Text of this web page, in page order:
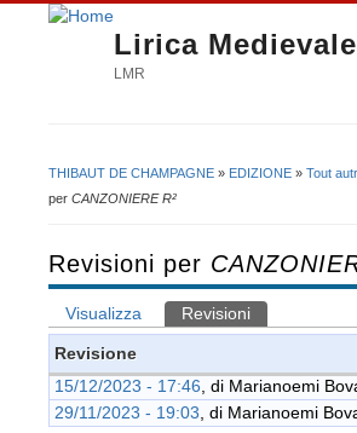
Lirica
LMR
Tu sei qui
THIBAUT DE CHAMPAGNE » EDIZIONE » Tout
per CANZONIERE R²
Revisioni per
Schede primarie
Visualizza Revisioni
Revisione
15/12/2023 - 17:46 , di Marianoemi
29/11/2023 - 19:03 , di Marianoemi